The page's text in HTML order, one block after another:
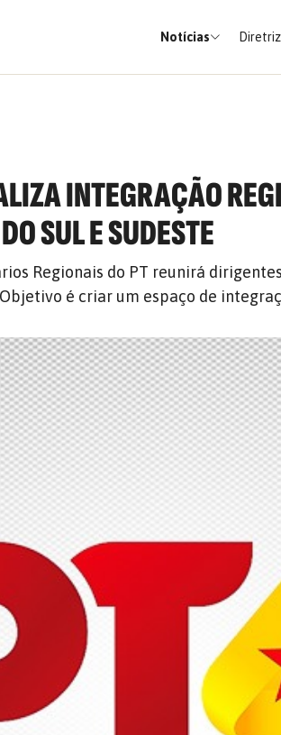
Notícias
INTEGRAÇÃO
SUL E SUDESTE
Regionais do PT reunirá
é criar um espaço de